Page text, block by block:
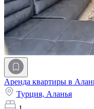
Аренда квартиры в
Турция, Аланья